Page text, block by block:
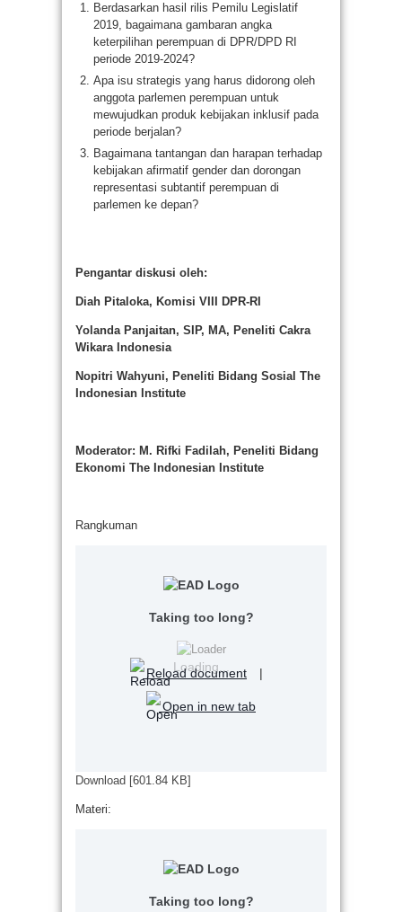
Berdasarkan hasil rilis Pemilu Legislatif
2019, bagaimana gambaran angka
keterpilihan perempuan di DPR/DPD RI
periode 2019-2024?
Apa isu strategis yang harus didorong oleh
anggota parlemen perempuan untuk
mewujudkan produk kebijakan inklusif pada
periode berjalan?
Bagaimana tantangan dan harapan terhadap
kebijakan afirmatif gender dan dorongan
representasi subtantif perempuan di
parlemen ke depan?
Pengantar diskusi oleh:
Diah Pitaloka, Komisi VIII DPR-RI
Yolanda Panjaitan, SIP, MA, Peneliti Cakra
Wikara Indonesia
Nopitri Wahyuni, Peneliti Bidang Sosial The
Indonesian Institute
Moderator: M. Rifki Fadilah, Peneliti Bidang
Ekonomi The Indonesian Institute
Rangkuman
Loading...
Taking too long?
Reload document |
Open in new tab
Download [601.84 KB]
Materi:
Taking too long?